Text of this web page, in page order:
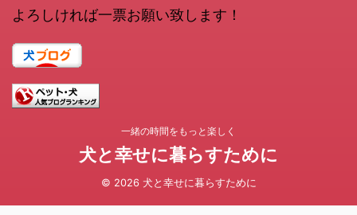
よろしければ一票お願い致します！
一緒の時間をもっと楽しく
犬と幸せに暮らすために
© 2026 犬と幸せに暮らすために